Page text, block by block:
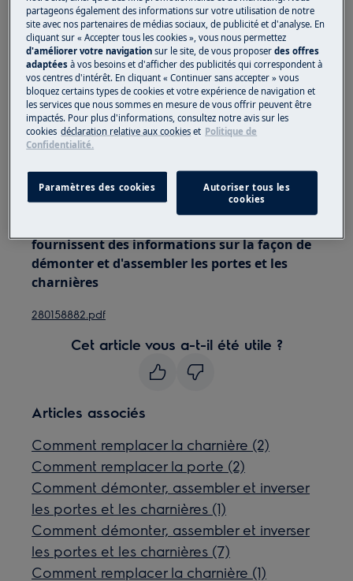
l'appareil et débranchez la fiche secteur de laprise.
Faites toujours attention lorsque vous déplacez des
appareils, pour les appareils lourds, il faut deux
personnes pour le déplacer.
Utilisez toujours des gants de sécurité et des
chaussures fermées.
non professionnelle peut avoir des conséquences sur
la sécurité si elle n'est pas effectuée correctement
fournissent des informations sur la façon de
démonter et d'assembler les portes et les
charnières
280158882.pdf
Cet article vous a-t-il été utile ?
Articles associés
Comment remplacer la charnière (2)
Comment remplacer la porte (2)
Comment démonter, assembler et inverser
les portes et les charnières (1)
Comment démonter, assembler et inverser
les portes et les charnières (7)
Comment remplacer la charnière (1)
partageons également des informations sur votre utilisation de notre
site avec nos partenaires de médias sociaux, de publicité et d'analyse. En
cliquant sur « Accepter tous les cookies », vous nous permettez
d'améliorer votre navigation sur le site, de vous proposerdes offres
adaptées à vos besoins et d'afficher des publicités qui correspondent à
vos centres d'intérêt. En cliquant « Continuer sans accepter » vous
bloquez certains types de cookies et votre expérience de navigation et
les services que nous sommes en mesure de vous offrir peuvent être
impactés. Pour plus d'informations, consultez notre avis sur les
cookies déclaration relative aux cookies et Politique de
Confidentialité.
Paramètres des cookies
Autoriser tous les
cookies